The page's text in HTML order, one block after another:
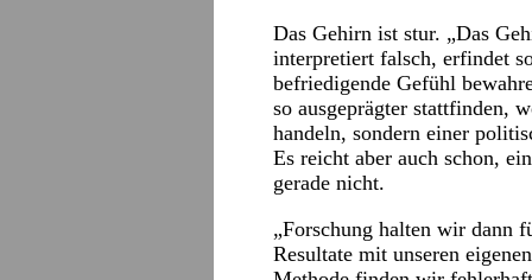
Das Gehirn ist stur. „Das
interpretiert falsch, erfindet
befriedigende Gefühl
so ausgeprägter stattfinden,
handeln, sondern einer
Es reicht aber auch schon,
gerade nicht.
„Forschung halten wir dann
Resultate mit unseren